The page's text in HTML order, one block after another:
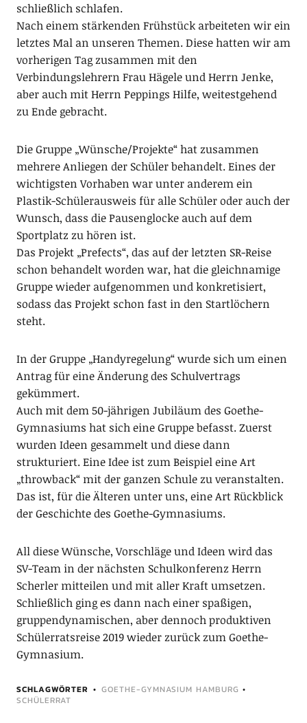
schließlich schlafen.
Nach einem stärkenden Frühstück arbeiteten wir ein
letztes Mal an unseren Themen. Diese hatten wir am
vorherigen Tag zusammen mit den
Verbindungslehrern Frau Hägele und Herrn Jenke,
aber auch mit Herrn Peppings Hilfe, weitestgehend
zu Ende gebracht.
Die Gruppe „Wünsche/Projekte“ hat zusammen
mehrere Anliegen der Schüler behandelt. Eines der
wichtigsten Vorhaben war unter anderem ein
Plastik-Schülerausweis für alle Schüler oder auch der
Wunsch, dass die Pausenglocke auch auf dem
Sportplatz zu hören ist.
Das Projekt „Prefects“, das auf der letzten SR-Reise
schon behandelt worden war, hat die gleichnamige
Gruppe wieder aufgenommen und konkretisiert,
sodass das Projekt schon fast in den Startlöchern
steht.
In der Gruppe „Handyregelung“ wurde sich um einen
Antrag für eine Änderung des Schulvertrags
gekümmert.
Auch mit dem 50-jährigen Jubiläum des Goethe-
Gymnasiums hat sich eine Gruppe befasst. Zuerst
wurden Ideen gesammelt und diese dann
strukturiert. Eine Idee ist zum Beispiel eine Art
„throwback“ mit der ganzen Schule zu veranstalten.
Das ist, für die Älteren unter uns, eine Art Rückblick
der Geschichte des Goethe-Gymnasiums.
All diese Wünsche, Vorschläge und Ideen wird das
SV-Team in der nächsten Schulkonferenz Herrn
Scherler mitteilen und mit aller Kraft umsetzen.
Schließlich ging es dann nach einer spaßigen,
gruppendynamischen, aber dennoch produktiven
Schülerratsreise 2019 wieder zurück zum Goethe-
Gymnasium.
SCHLAGWÖRTER GOETHE-GYMNASIUM HAMBURG •
SCHÜLERRAT